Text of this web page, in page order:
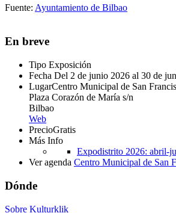
Fuente: Ayuntamiento de Bilbao
En breve
Tipo Exposición
Fecha Del 2 de junio 2026 al 30 de
LugarCentro Municipal de San
Plaza Corazón de María s/n
Bilbao
Web
PrecioGratis
Más Info
Expodistrito 2026: abril-
Ver agenda Centro Municipal de San
Dónde
Sobre Kulturklik